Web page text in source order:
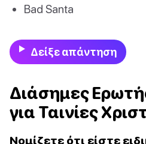
Bad Santa
Δείξε απάντηση
Διάσημες
για Ταινίες
Νομίζετε ότι είστε